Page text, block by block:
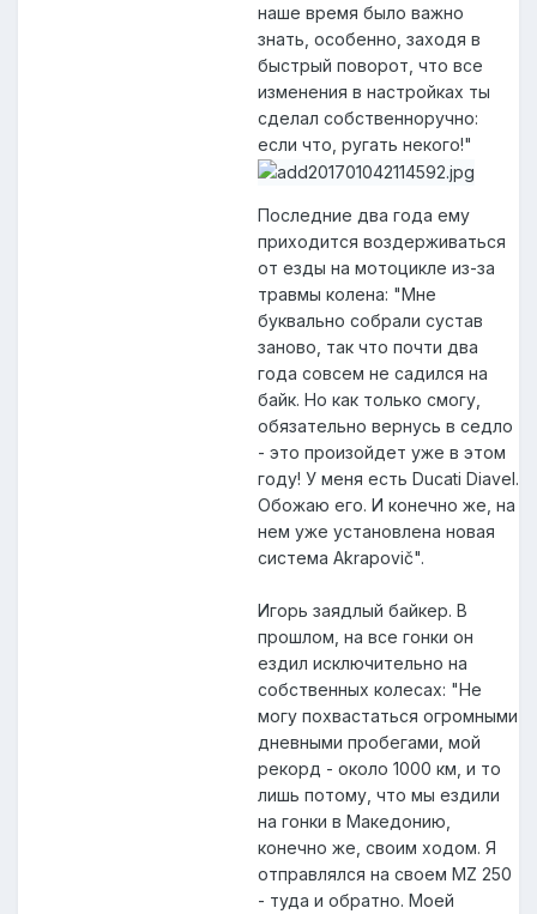
наше время было важно
знать, особенно, заходя в
быстрый поворот, что все
изменения в настройках ты
сделал собственноручно:
если что, ругать некого!"
Последние два года ему
приходится воздерживаться
от езды на мотоцикле из-за
травмы колена: "Мне
буквально собрали сустав
заново, так что почти два
года совсем не садился на
байк. Но как только смогу,
обязательно вернусь в седло
- это произойдет уже в этом
году! У меня есть Ducati Diavel.
Обожаю его. И конечно же, на
нем уже установлена новая
система Akrapovič".
Игорь заядлый байкер. В
прошлом, на все гонки он
ездил исключительно на
собственных колесах: "Не
могу похвастаться огромными
дневными пробегами, мой
рекорд - около 1000 км, и то
лишь потому, что мы ездили
на гонки в Македонию,
конечно же, своим ходом. Я
отправлялся на своем MZ 250
- туда и обратно. Моей